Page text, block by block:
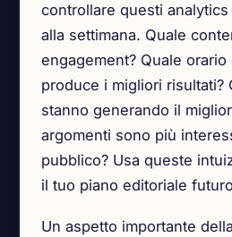
controllare questi
alla settimana. Quale
engagement? Quale
produce i migliori risultati?
stanno generando il
argomenti sono più
pubblico? Usa queste
il tuo piano editoriale
Un aspetto importante